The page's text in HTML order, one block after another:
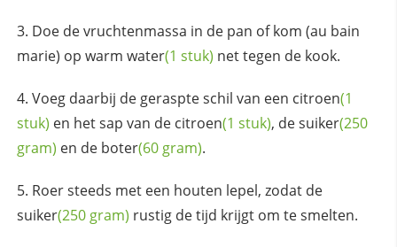
Doe de vruchtenmassa in de pan of kom (au bain
marie) op warm water(1 stuk) net tegen de kook.
Voeg daarbij de geraspte schil van een citroen(1
stuk) en het sap van de citroen(1 stuk), desuiker(250
gram) en de boter(60 gram).
Roer steeds met een houten lepel, zodat de
suiker(250 gram) rustig de tijd krijgt om te smelten.